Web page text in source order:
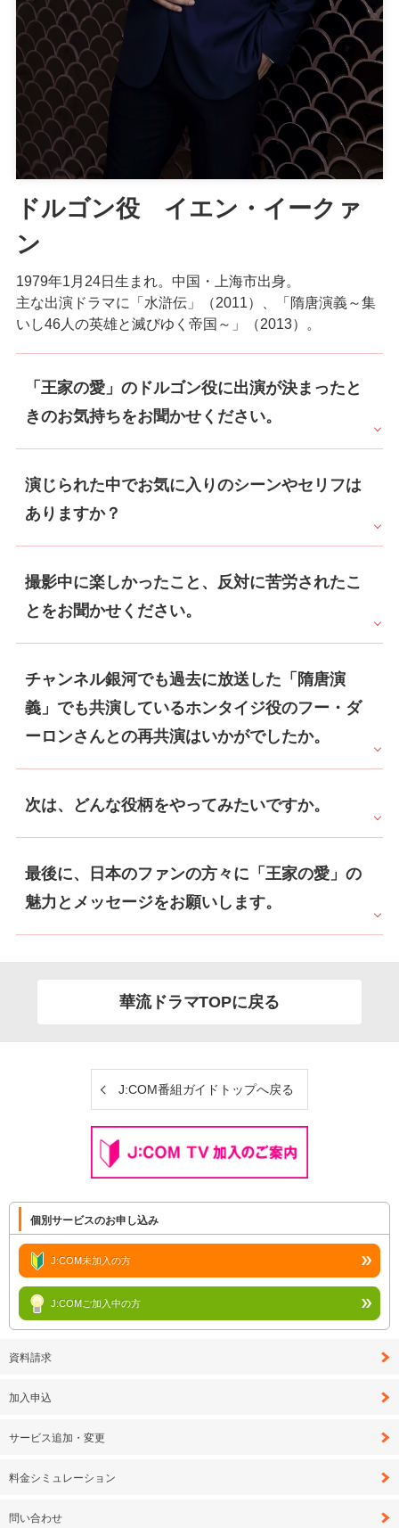
ドルゴン役 イエン・イークァ
ン
1979年1月24日生まれ。中国・上海市出身。
主な出演ドラマに「水滸伝」（2011）、「隋唐演義～集
いし46人の英雄と滅びゆく帝国～」（2013）。
「王家の愛」のドルゴン役に出演が決まったと
きのお気持ちをお聞かせください。
演じられた中でお気に入りのシーンやセリフは
ありますか？
撮影中に楽しかったこと、反対に苦労されたこ
とをお聞かせください。
チャンネル銀河でも過去に放送した「隋唐演
義」でも共演しているホンタイジ役のフー・ダ
ーロンさんとの再共演はいかがでしたか。
次は、どんな役柄をやってみたいですか。
最後に、日本のファンの方々に「王家の愛」の
魅力とメッセージをお願いします。
華流ドラマTOPに戻る
J:COM番組ガイドトップへ戻る
個別サービスのお申し込み
J:COM未加入の方
J:COMご加入中の方
資料請求
加入申込
サービス追加・変更
料金シミュレーション
問い合わせ